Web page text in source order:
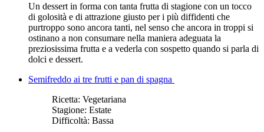
Un dessert in forma con tanta frutta di stagione con un tocco
di golosità e di attrazione giusto per i più diffidenti che
purtroppo sono ancora tanti, nel senso che ancora in troppi si
ostinano a non consumare nella maniera adeguata la
preziosissima frutta e a vederla con sospetto quando si parla di
dolci e dessert.
Semifreddo ai tre frutti e pan di spagna
Ricetta: Vegetariana
Stagione: Estate
Difficoltà: Bassa